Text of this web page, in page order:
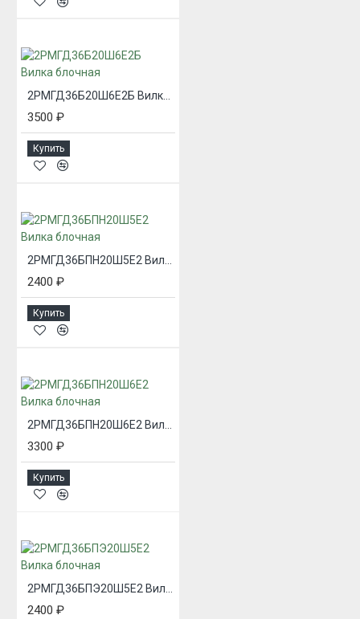
3500 ₽
Купить
2400 ₽
Купить
3300 ₽
Купить
2РМГД36БПЭ20Ш5Е2 Вилка блочная
2400 ₽